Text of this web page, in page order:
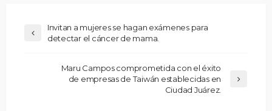
Invitan a mujeres se hagan exámenes para
detectar el cáncer de mama.
Maru Campos comprometida con el éxito
de empresas de Taiwán establecidas en
Ciudad Juárez.